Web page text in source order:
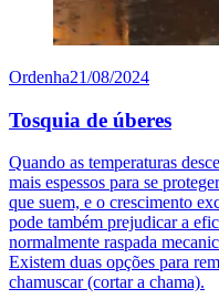
Ordenha21/08/2024
Tosquia de úberes
Quando as temperaturas
mais espessos para se
que suem, e o crescimento
pode também prejudicar a
normalmente raspada
Existem duas opções para
chamuscar (cortar a chama).